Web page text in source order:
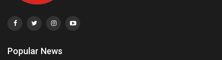
Popular News